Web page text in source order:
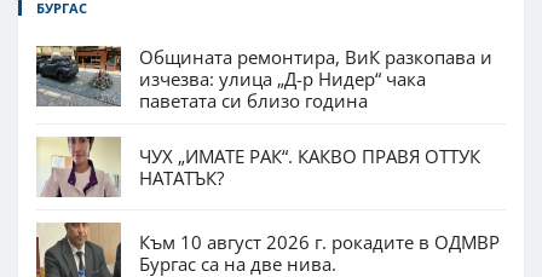
БУРГАС
Общината ремонтира, ВиК разкопава и
изчезва: улица „Д-р Нидер“ чака
паветата си близо година
ЧУХ „ИМАТЕ РАК“. КАКВО ПРАВЯ ОТТУК
НАТАТЪК?
Към 10 август 2026 г. рокадите в ОДМВР
Бургас са на две нива.